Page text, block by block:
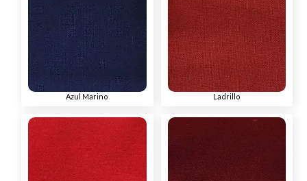
Azul Marino Ladrillo